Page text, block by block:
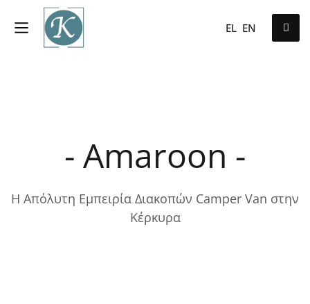
EL EN
- Amaroon -
Η Απόλυτη Εμπειρία Διακοπών Camper Van στην
Κέρκυρα